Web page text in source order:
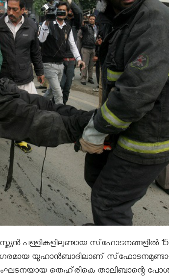
പള്ളികളിലുണ്ടായ സ്‌ഫോടനങ്ങളില്‍ 15
നഗരമായ യൂഹാന്‍ബാദിലാണ്​
തെഹ്‌രികെ താലിബാന്റെ